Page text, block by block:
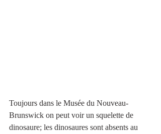
Toujours dans le Musée du Nouveau-
Brunswick on peut voir un squelette de
dinosaure; les dinosaures sont absents au